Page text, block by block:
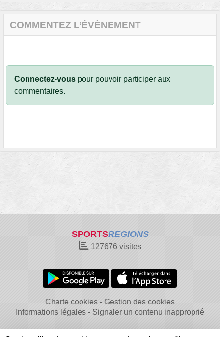
COMMENTEZ L’ÉVÈNEMENT
Connectez-vous pour pouvoir participer aux
commentaires.
SPORTSREGIONS
127676 visites
Charte cookies
Gestion des cookies
Informations légales
Signaler un contenu inapproprié